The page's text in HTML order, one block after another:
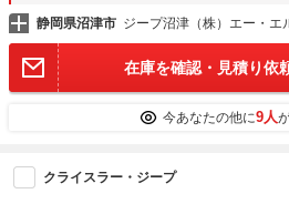
静岡県沼津市 ジープ沼津（株）エー・エ
在庫を確認・見積り依
今あなたの他に9人
クライスラー・ジープ